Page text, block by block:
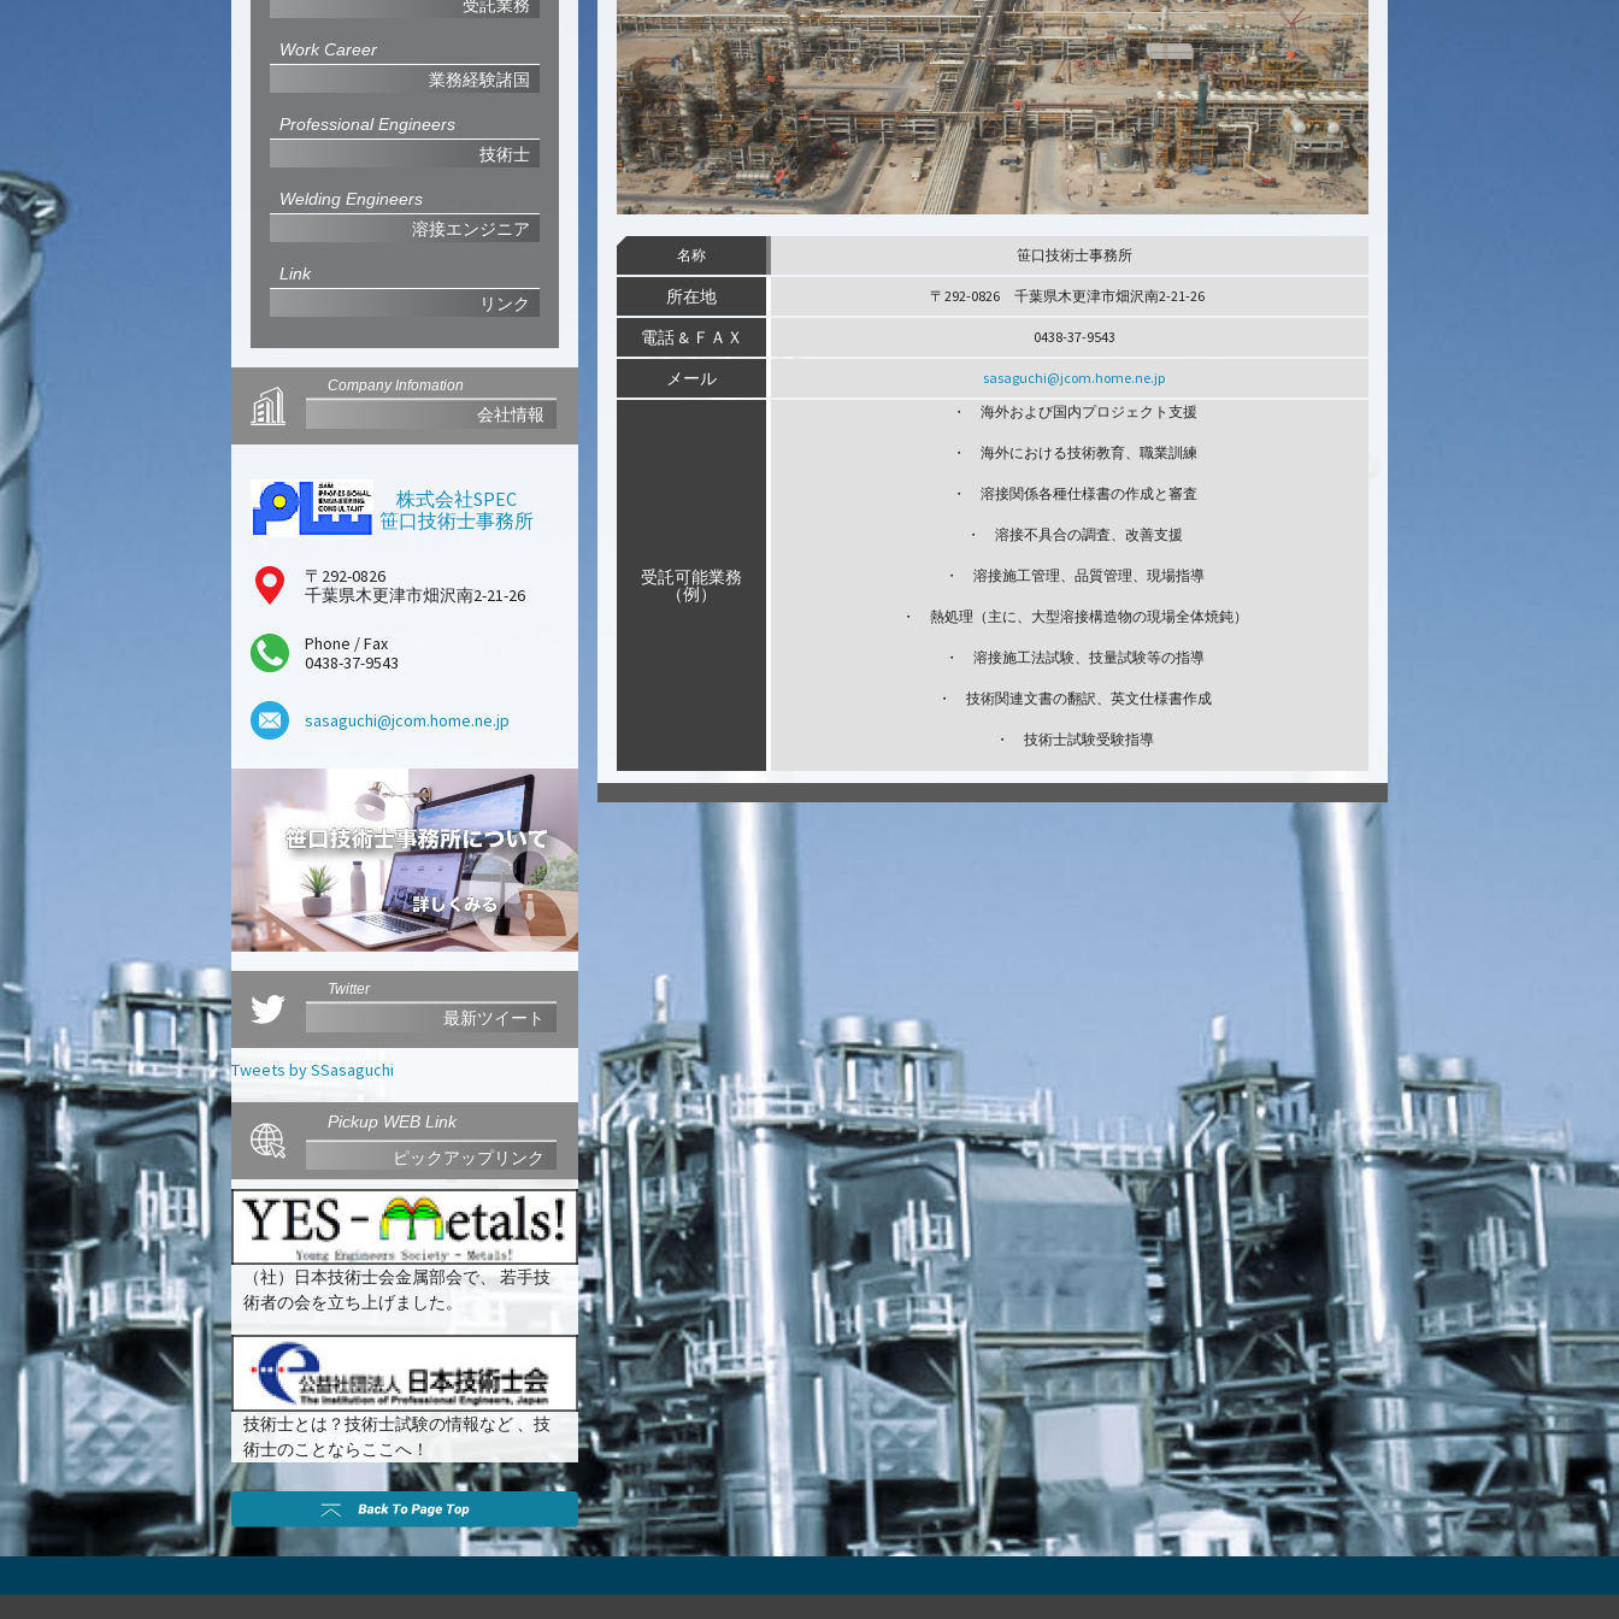
名称 笹口技術士事務所
所在地 〒292-0826 千葉県木更津市畑沢南2-21-26
電話 & ＦＡＸ 0438-37-9543
メール sasaguchi@jcom.home.ne.jp
受託可能業務
（例）
・ 海外および国内プロジェクト支援
・ 海外における技術教育、職業訓練
・ 溶接関係各種仕様書の作成と審査
・ 溶接不具合の調査、改善支援
・ 溶接施工管理、品質管理、現場指導
・ 熱処理（主に、大型溶接構造物の現場全体焼鈍）
・ 溶接施工法試験、技量試験等の指導
・ 技術関連文書の翻訳、英文仕様書作成
・ 技術士試験受験指導
受託業務
Work Career
業務経験諸国
Professional Engineers
技術士
Welding Engineers
溶接エンジニア
Link
リンク
Company Infomation
会社情報
株式会社SPEC
笹口技術士事務所
〒292-0826
千葉県木更津市畑沢南2-21-26
Phone / Fax
0438-37-9543
sasaguchi@jcom.home.ne.jp
Twitter
最新ツイート
Tweets by SSasaguchi
Pickup WEB Link
ピックアップリンク
（社）日本技術士会金属部会で、 若手技
術者の会を立ち上げました。
技術士とは？技術士試験の情報など 、技
術士のことならここへ！